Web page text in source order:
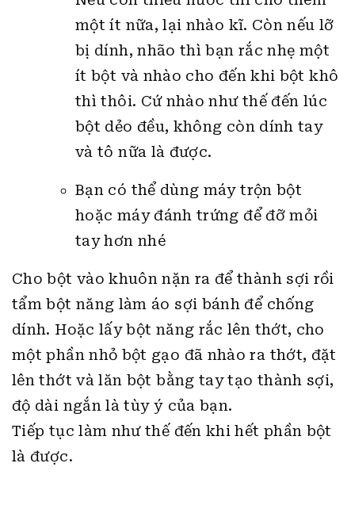
bị dính, nhão thì bạn rắc nhẹ một
ít bột và nhào cho đến khi bột khô
thì thôi. Cứ nhào như thế đến lúc
bột dẻo đều, không còn dính tay
và tô nữa là được.
Bạn có thể dùng máy trộn bột
hoặc máy đánh trứng để đỡ mỏi
tay hơn nhé
Cho bột vào khuôn nặn ra để thành sợi rồi
tẩm bột năng làm áo sợi bánh để chống
dính. Hoặc lấy bột năng rắc lên thớt, cho
một phần nhỏ bột gạo đã nhào ra thớt, đặt
lên thớt và lăn bột bằng tay tạo thành sợi,
độ dài ngắn là tùy ý của bạn.
Tiếp tục làm như thế đến khi hết phần bột
là được.